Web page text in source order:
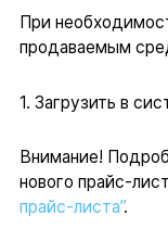
При
продаваемым
1. Загрузить в
Внимание!
нового прайс-
прайс-листа”.